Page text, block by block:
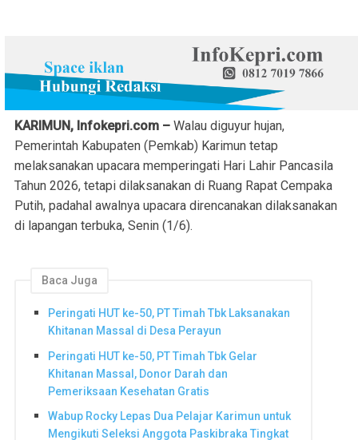
KARIMUN, Infokepri.com – Walau diguyur hujan,
Pemerintah Kabupaten (Pemkab) Karimun tetap
melaksanakan upacara memperingati Hari Lahir Pancasila
Tahun 2026, tetapi dilaksanakan di Ruang Rapat Cempaka
Putih, padahal awalnya upacara direncanakan dilaksanakan
di lapangan terbuka, Senin (1/6).
Baca Juga
Peringati HUT ke-50, PT Timah Tbk Laksanakan
Khitanan Massal di Desa Perayun
Peringati HUT ke-50, PT Timah Tbk Gelar
Khitanan Massal, Donor Darah dan
Pemeriksaan Kesehatan Gratis
Wabup Rocky Lepas Dua Pelajar Karimun untuk
Mengikuti Seleksi Anggota Paskibraka Tingkat